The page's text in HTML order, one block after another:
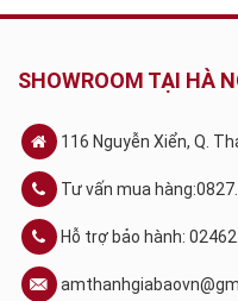
SHOWROOM TẠI HÀ
116 Nguyễn Xiển, Q.
Tư vấn mua
Hỗ trợ bảo hành: